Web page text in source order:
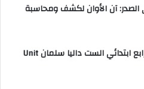
آن الأوان لكشف ومحاسبة
ملخص الوحدة الخامسة انكليزي رابع ابتدائي الست داليا سلمان Unit